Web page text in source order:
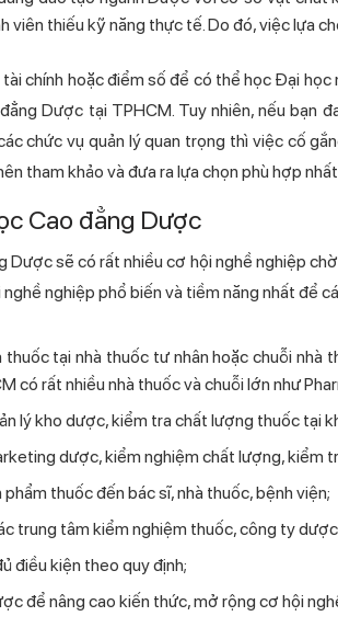
viên thiếu kỹ năng thực tế. Do đó, việc lựa
chính hoặc điểm số để có thể học Đại
Dược tại TPHCM. Tuy nhiên, nếu bạn
chức vụ quản lý quan trọng thì việc cố
tham khảo và đưa ra lựa chọn phù hợp
Cao đẳng Dược
Dược sẽ có rất nhiều cơ hội nghề nghiệp
nghiệp phổ biến và tiềm năng nhất để
tại nhà thuốc tư nhân hoặc chuỗi nhà
có rất nhiều nhà thuốc và chuỗi lớn như
lý kho dược, kiểm tra chất lượng thuốc tại
dược, kiểm nghiệm chất lượng, kiểm
thuốc đến bác sĩ, nhà thuốc, bệnh viện;
trung tâm kiểm nghiệm thuốc, công ty
điều kiện theo quy định;
để nâng cao kiến thức, mở rộng cơ hội